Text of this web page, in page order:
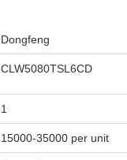
Dongfeng
CLW5080TSL6CD
1
15000-35000 per unit